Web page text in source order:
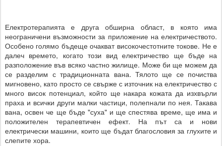
Електротерапията е друга обширна област, в която има
неограничени възможности за приложение на електричеството.
Особено голямо бъдеще очакват високочестотните токове. Не е
далеч времето, когато този вид електричество ще бъде на
разположение във всяко частно жилище. Може би ще можем да
се разделим с традиционната вана. Тялото ще се почиства
мигновено, като просто се свърже с източник на електричество с
много висок потенциал, който ще накара кожата да изхвърли
праха и всички други малки частици, полепнали по нея. Такава
вана, освен че ще бъде "суха" и ще спестява време, ще има и
положителен терапевтичен ефект. На път са и нови
електрически машини, които ще бъдат благословия за глухите и
слепите хора.